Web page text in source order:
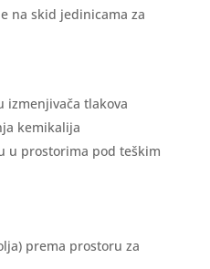
na skid jedinicama za
izmenjivača tlakova
kemikalija
u prostorima pod teškim
prema prostoru za